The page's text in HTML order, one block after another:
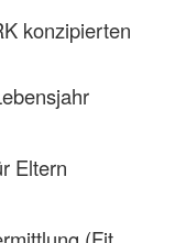
konzipierten
Eltern